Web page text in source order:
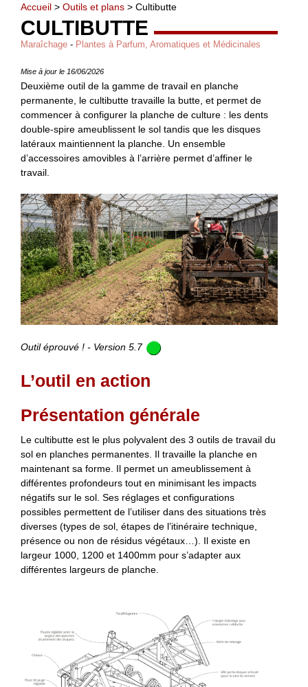
Accueil > Outils et plans > Cultibutte
CULTIBUTTE
Maraîchage - Plantes à Parfum, Aromatiques et Médicinales
Mise à jour le 16/06/2026
Deuxième outil de la gamme de travail en planche
permanente, le cultibutte travaille la butte, et permet de
commencer à configurer la planche de culture : les dents
double-spire ameublissent le sol tandis que les disques
latéraux maintiennent la planche. Un ensemble
d’accessoires amovibles à l’arrière permet d’affiner le
travail.
Outil éprouvé ! - Version 5.7
L’outil en action
Présentation générale
Le cultibutte est le plus polyvalent des 3 outils de travail du
sol en planches permanentes. Il travaille la planche en
maintenant sa forme. Il permet un ameublissement à
différentes profondeurs tout en minimisant les impacts
négatifs sur le sol. Ses réglages et configurations
possibles permettent de l’utiliser dans des situations très
diverses (types de sol, étapes de l’itinéraire technique,
présence ou non de résidus végétaux…). Il existe en
largeur 1000, 1200 et 1400mm pour s’adapter aux
différentes largeurs de planche.